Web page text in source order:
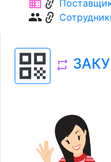
business
grouplink
qr_code repeat